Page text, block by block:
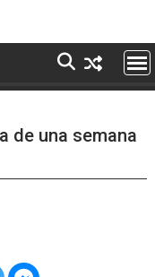
de una semana